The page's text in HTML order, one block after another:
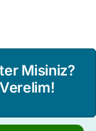
Misiniz?